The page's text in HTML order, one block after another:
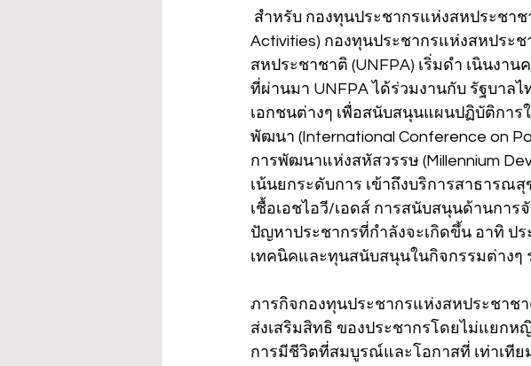
สำหรับ กองทุนประชากรแห่งสหประชาช
Activities) กองทุนประชากรแห่งสหประ
สหประชาชาติ (UNFPA) เริ่มดำ เนินงา
ที่ผ่านมา UNFPA ได้ร่วมงานกับ รัฐบา
เอกชนต่างๆ เพื่อสนับสนุนแผนปฏิบัติการ
พัฒนา (International Conference on
การพัฒนาแห่งสหัสวรรษ (Millennium
เน้นยกระดับการ เข้าถึงบริการสาธารณ
เชื้อเอชไอวี/เอดส์ การสนับสนุนด้านกา
ปัญหาประชากรที่กำลังจะเกิดขึ้น อาทิ ป
เทคนิคและทุนสนับสนุนในกิจกรรมต่างๆ
ภารกิจกองทุนประชากรแห่งสหประชาชา
ส่งเสริมสิทธิ ของประชากรโดยไม่แยกห
การมีชีวิตที่สมบูรณ์และโอกาสที่ เท่าเทีย